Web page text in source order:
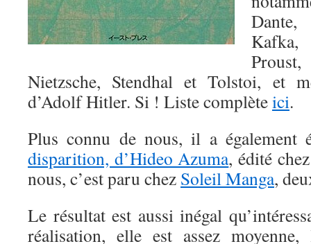
Dante,
Nietzsche, Stendhal et Tolstoi, et
d’Adolf Hitler. Si ! Liste complèteici.
Plus connu de nous, il a
disparition, d’Hideo Azuma, édité
nous, c’est paru chez Soleil Manga,
Le résultat est aussi inégal
réalisation, elle est assez